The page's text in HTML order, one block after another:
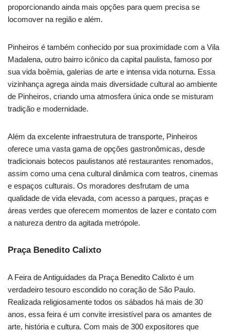
proporcionando ainda mais opções para quem precisa se
locomover na região e além.
Pinheiros é também conhecido por sua proximidade com a Vila
Madalena, outro bairro icônico da capital paulista, famoso por
sua vida boêmia, galerias de arte e intensa vida noturna. Essa
vizinhança agrega ainda mais diversidade cultural ao ambiente
de Pinheiros, criando uma atmosfera única onde se misturam
tradição e modernidade.
Além da excelente infraestrutura de transporte, Pinheiros
oferece uma vasta gama de opções gastronômicas, desde
tradicionais botecos paulistanos até restaurantes renomados,
assim como uma cena cultural dinâmica com teatros, cinemas
e espaços culturais. Os moradores desfrutam de uma
qualidade de vida elevada, com acesso a parques, praças e
áreas verdes que oferecem momentos de lazer e contato com
a natureza dentro da agitada metrópole.
Praça Benedito Calixto
A Feira de Antiguidades da Praça Benedito Calixto é um
verdadeiro tesouro escondido no coração de São Paulo.
Realizada religiosamente todos os sábados há mais de 30
anos, essa feira é um convite irresistível para os amantes de
arte, história e cultura. Com mais de 300 expositores que